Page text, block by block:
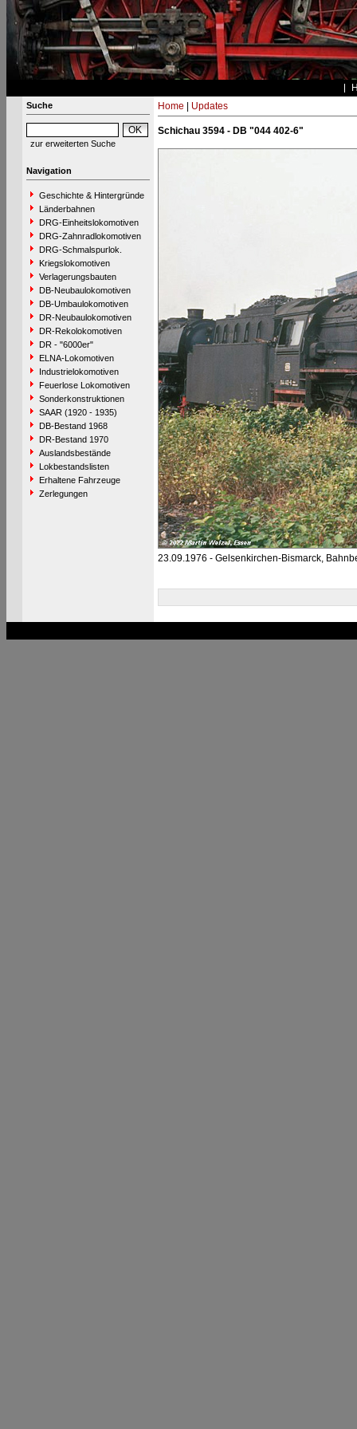
Suche
zur erweiterten Suche
Navigation
Geschichte & Hintergründe
Länderbahnen
DRG-Einheitslokomotiven
DRG-Zahnradlokomotiven
DRG-Schmalspurlok.
Kriegslokomotiven
Verlagerungsbauten
DB-Neubaulokomotiven
DB-Umbaulokomotiven
DR-Neubaulokomotiven
DR-Rekolokomotiven
DR - "6000er"
ELNA-Lokomotiven
Industrielokomotiven
Feuerlose Lokomotiven
Sonderkonstruktionen
SAAR (1920 - 1935)
DB-Bestand 1968
DR-Bestand 1970
Auslandsbestände
Lokbestandslisten
Erhaltene Fahrzeuge
Zerlegungen
Home Updates
Schichau 3594 - DB "044 402-6"
23.09.1976 - Gelsenkirchen-Bismarck,